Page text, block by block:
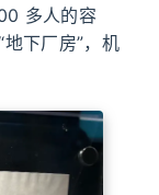
多人的容
下厂房”，机